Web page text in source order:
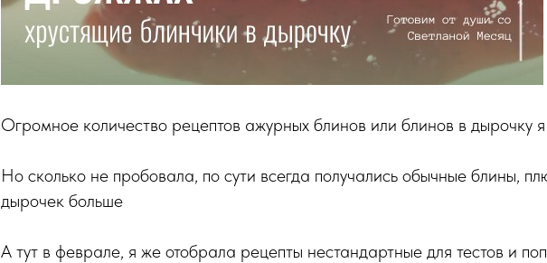
Огромное количество рецептов ажурных блинов или блинов в дырочку
Но сколько не пробовала, по сути всегда получались обычные блины,
дырочек больше
А тут в феврале, я же отобрала рецепты нестандартные для тестов и